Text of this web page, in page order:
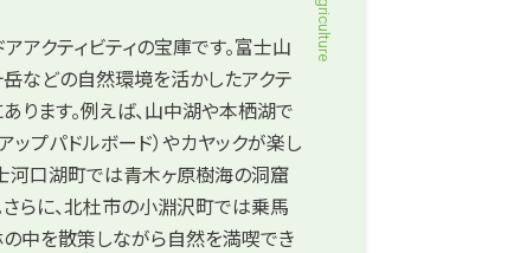
アクティビティの宝庫です。富士山
などの自然環境を活かしたアクテ
ります。例えば、山中湖や本栖湖で
ップパドルボード）やカヤックが楽し
河口湖町では青木ヶ原樹海の洞窟
らに、北杜市の小淵沢町では乗馬
の中を散策しながら自然を満喫でき